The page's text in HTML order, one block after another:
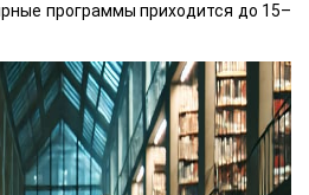
программы приходится до 15–